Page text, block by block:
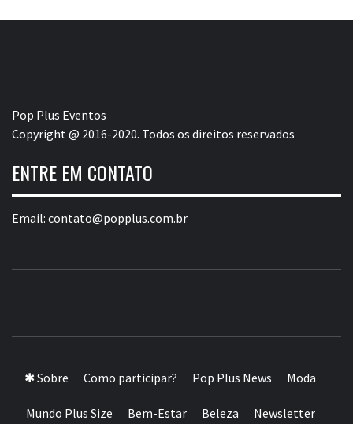
Pop Plus Eventos
Copyright @ 2016-2020. Todos os direitos reservados
ENTRE EM CONTATO
Email: contato@popplus.com.br
✱ Sobre Como participar? Pop Plus News Moda
Mundo Plus Size Bem-Estar Beleza Newsletter